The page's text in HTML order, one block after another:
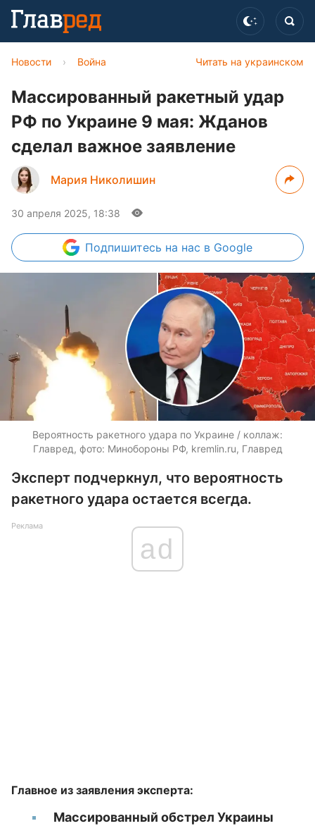
Читать на украинском
Новости › Война
Массированный ракетный удар
РФ по Украине 9 мая: Жданов
сделал важное заявление
Мария Николишин
30 апреля 2025, 18:38
Подпишитесь на нас в Google
Вероятность ракетного удара по Украине / коллаж:
Главред, фото: Минобороны РФ, kremlin.ru, Главред
Эксперт подчеркнул, что вероятность
ракетного удара остается всегда.
Реклама
ad
Главное из заявления эксперта:
Массированный обстрел Украины